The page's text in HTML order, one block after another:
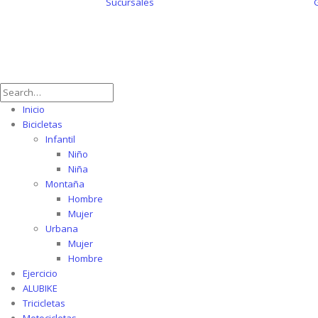
Inicio
Bicicletas
Infantil
Niño
Niña
Montaña
Hombre
Mujer
Urbana
Mujer
Hombre
Ejercicio
ALUBIKE
Tricicletas